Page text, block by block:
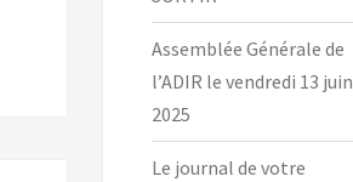
Assemblée Générale de
l’ADIR le vendredi 13 juin
2025
Le journal de votre